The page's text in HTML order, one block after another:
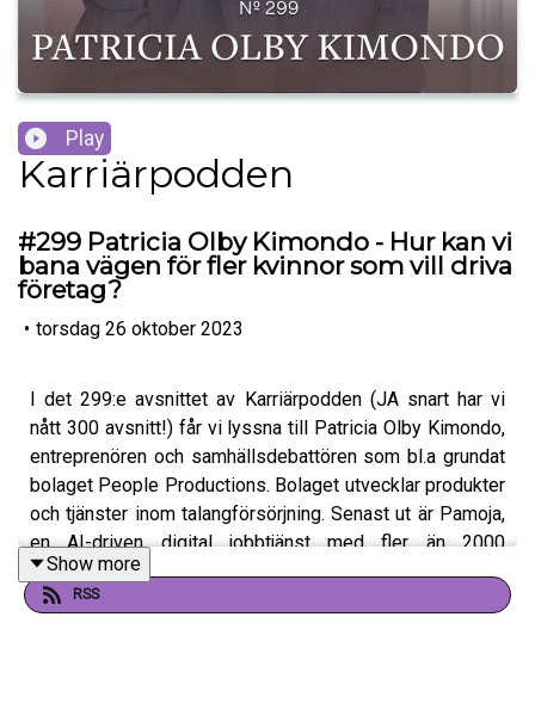
Play
Karriärpodden
#299 Patricia Olby Kimondo - Hur kan vi
bana vägen för fler kvinnor som vill driva
företag?
• torsdag 26 oktober 2023
I det 299:e avsnittet av Karriärpodden (JA snart har vi
nått 300 avsnitt!) får vi lyssna till Patricia Olby Kimondo,
entreprenören och samhällsdebattören som bl.a grundat
bolaget People Productions. Bolaget utvecklar produkter
och tjänster inom talangförsörjning. Senast ut är Pamoja,
en AI-driven digital jobbtjänst med fler än 2000
anställda.
Show more
RSS